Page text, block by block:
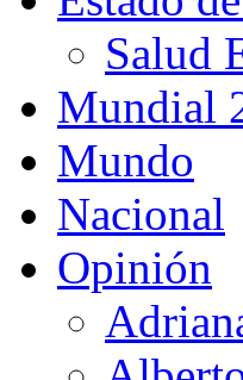
Salud
Mundial
Mundo
Nacional
Opinión